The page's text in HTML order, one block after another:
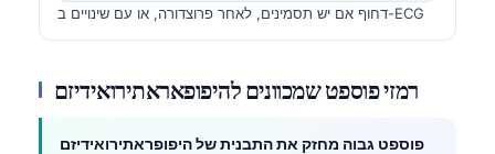
דחוף אם יש תסמינים, לאחר פרוצדורה, או עם שינויים ב-ECG
רמזי פוספט שמכוונים להיפופאראתירואידיזם
פוספט גבוה מחזק את התבנית של היפופראתירואידיזם